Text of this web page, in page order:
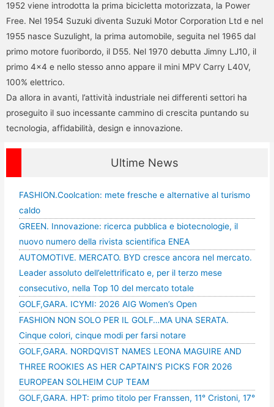
1952 viene introdotta la prima bicicletta motorizzata, la Power
Free. Nel 1954 Suzuki diventa Suzuki Motor Corporation Ltd e nel
1955 nasce Suzulight, la prima automobile, seguita nel 1965 dal
primo motore fuoribordo, il D55. Nel 1970 debutta Jimny LJ10, il
primo 4×4 e nello stesso anno appare il mini MPV Carry L40V,
100% elettrico.
Da allora in avanti, l’attività industriale nei differenti settori ha
proseguito il suo incessante cammino di crescita puntando su
tecnologia, affidabilità, design e innovazione.
Ultime News
FASHION.Coolcation: mete fresche e alternative al turismo
caldo
GREEN. Innovazione: ricerca pubblica e biotecnologie, il
nuovo numero della rivista scientifica ENEA
AUTOMOTIVE. MERCATO. BYD cresce ancora nel mercato.
Leader assoluto dell’elettrificato e, per il terzo mese
consecutivo, nella Top 10 del mercato totale
GOLF,GARA. ICYMI: 2026 AIG Women’s Open
FASHION NON SOLO PER IL GOLF…MA UNA SERATA.
Cinque colori, cinque modi per farsi notare
GOLF,GARA. NORDQVIST NAMES LEONA MAGUIRE AND
THREE ROOKIES AS HER CAPTAIN’S PICKS FOR 2026
EUROPEAN SOLHEIM CUP TEAM
GOLF,GARA. HPT: primo titolo per Franssen, 11° Cristoni, 17°